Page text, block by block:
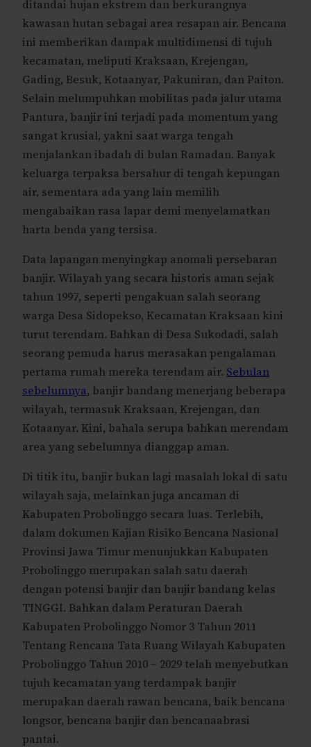
ditandai hujan ekstrem dan berkurangnya
kawasan hutan sebagai area resapan air. Bencana
ini memberikan dampak multidimensi di tujuh
kecamatan, meliputi Kraksaan, Krejengan,
Gading, Besuk, Kotaanyar, Pakuniran, dan Paiton.
Selain melumpuhkan mobilitas pada jalur utama
Pantura, banjir ini terjadi pada momentum yang
sangat krusial, yakni saat warga tengah
menjalankan ibadah di bulan Ramadan. Banyak
keluarga terpaksa bersahur di tengah kepungan
air, sementara ada yang lain memilih
mengabaikan rasa lapar demi menyelamatkan
harta benda yang tersisa.
Data lapangan menyingkap anomali persebaran
banjir. Wilayah yang secara historis aman sejak
tahun 1997, seperti pengakuan salah seorang
warga Desa Sidopekso, Kecamatan Kraksaan kini
turut terendam. Bahkan di Desa Sukodadi, salah
seorang pemuda harus merasakan pengalaman
pertama rumah mereka terendam air. Sebulan
sebelumnya, banjir bandang menerjang beberapa
wilayah, termasuk Kraksaan, Krejengan, dan
Kotaanyar. Kini, bahala serupa bahkan merendam
area yang sebelumnya dianggap aman.
Di titik itu, banjir bukan lagi masalah lokal di satu
wilayah saja, melainkan juga ancaman di
Kabupaten Probolinggo secara luas. Terlebih,
dalam dokumen Kajian Risiko Bencana Nasional
Provinsi Jawa Timur menunjukkan Kabupaten
Probolinggo merupakan salah satu daerah
dengan potensi banjir dan banjir bandang kelas
TINGGI. Bahkan dalam Peraturan Daerah
Kabupaten Probolinggo Nomor 3 Tahun 2011
Tentang Rencana Tata Ruang Wilayah Kabupaten
Probolinggo Tahun 2010 – 2029 telah menyebutkan
tujuh kecamatan yang terdampak banjir
merupakan daerah rawan bencana, baik bencana
longsor, bencana banjir dan bencanaabrasi
pantai.